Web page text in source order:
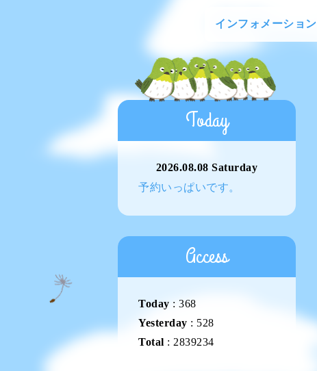
インフォメーション
Today
2026.08.08 Saturday
予約いっぱいです。
Access
Today : 368
Yesterday : 528
Total : 2839234